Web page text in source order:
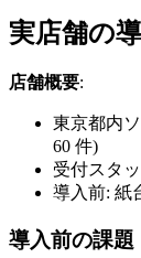
実店舗の
店舗概要:
東京都内
60 件)
受付スタ
導入前: 紙
導入前の課題